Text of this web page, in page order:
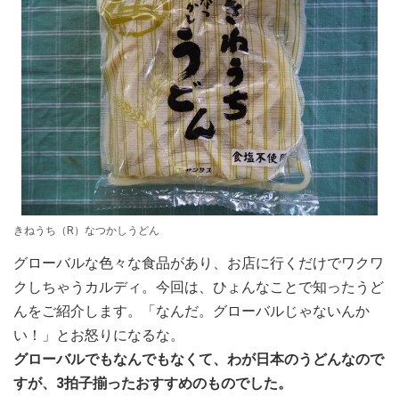
きねうち（R）なつかしうどん
グローバルな色々な食品があり、お店に行くだけでワクワ
クしちゃうカルディ。今回は、ひょんなことで知ったうど
んをご紹介します。「なんだ。グローバルじゃないんか
い！」とお怒りになるな。
グローバルでもなんでもなくて、わが日本のうどんなので
すが、3拍子揃ったおすすめのものでした。